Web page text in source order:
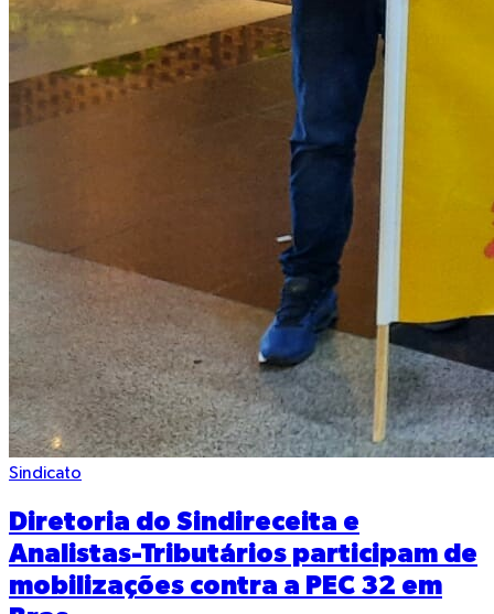
Sindicato
Diretoria do Sindireceita e
Analistas-Tributários participam de
mobilizações contra a PEC 32 em